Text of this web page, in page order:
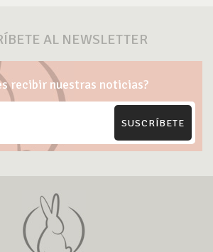
AL NEWSLETTER
recibir nuestras noticias?
SUSCRÍBETE